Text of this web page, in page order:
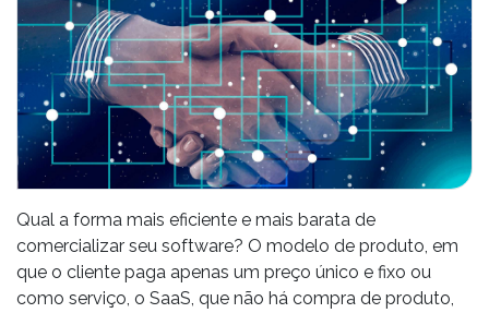
Qual a forma mais eficiente e mais barata de
comercializar seu software? O modelo de produto, em
que o cliente paga apenas um preço único e fixo ou
como serviço, o SaaS, que não há compra de produto,